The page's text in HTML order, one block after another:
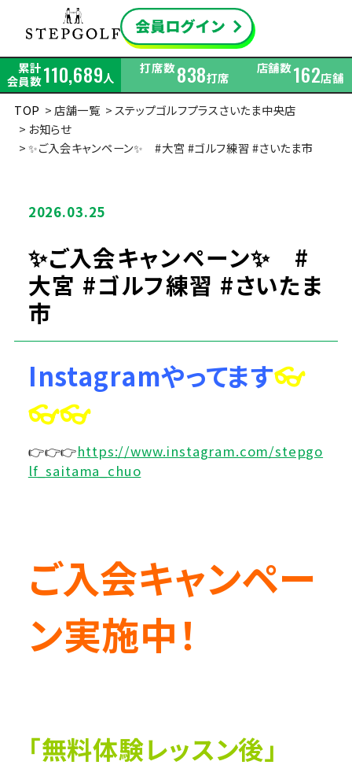
累計
会員数110,689人
打席数838打席
店舗数162店舗
TOP
店舗一覧
ステップゴルフプラスさいたま中央店
お知らせ
✨ご入会キャンペーン✨ #大宮 #ゴルフ練習 #さいたま市
2026.03.25
✨ご入会キャンペーン✨ #
大宮 #ゴルフ練習 #さいたま
市
Instagramやってます👓
👓👓
👉👉👉https://www.instagram.com/stepgo
lf_saitama_chuo
ご入会キャンペー
ン実施中！
「無料体験レッスン後」